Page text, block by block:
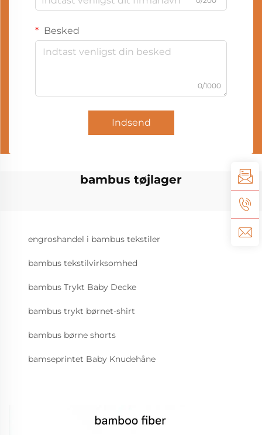
Besked
0/1000
Indsend
bambus tøjlager
engroshandel i bambus tekstiler
bambus tekstilvirksomhed
bambus Trykt Baby Decke
bambus trykt børnet-shirt
bambus børne shorts
bamseprintet Baby Knudehåne